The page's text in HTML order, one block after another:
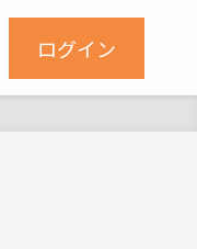
ログイン